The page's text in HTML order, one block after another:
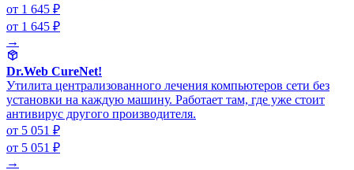
от 1 645 ₽
от 1 645 ₽
→
Dr.Web CureNet!
Утилита централизованного лечения компьютеров сети без
установки на каждую машину. Работает там, где уже стоит
антивирус другого производителя.
от 5 051 ₽
от 5 051 ₽
→